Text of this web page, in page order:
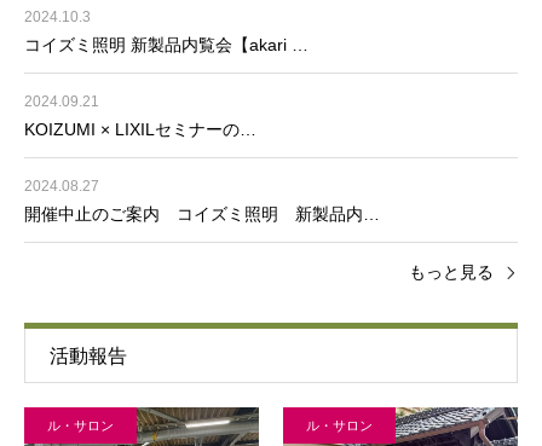
2024.10.3
コイズミ照明 新製品内覧会【akari …
2024.09.21
KOIZUMI × LIXILセミナーの…
2024.08.27
開催中止のご案内 コイズミ照明 新製品内…
もっと見る
活動報告
ル・サロン ル・サロン